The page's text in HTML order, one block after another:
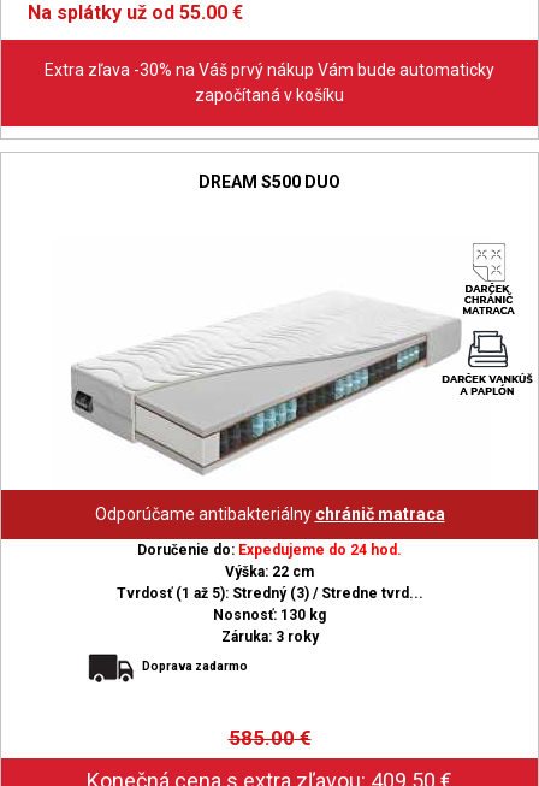
Na splátky už od 55.00 €
Extra zľava -30% na Váš prvý nákup Vám bude automaticky
započítaná v košíku
DREAM S500 DUO
Odporúčame antibakteriálny chránič matraca
Doručenie do: Expedujeme do 24 hod.
Výška: 22 cm
Tvrdosť (1 až 5): Stredný (3) / Stredne tvrd...
Nosnosť: 130 kg
Záruka: 3 roky
Doprava zadarmo
585.00€